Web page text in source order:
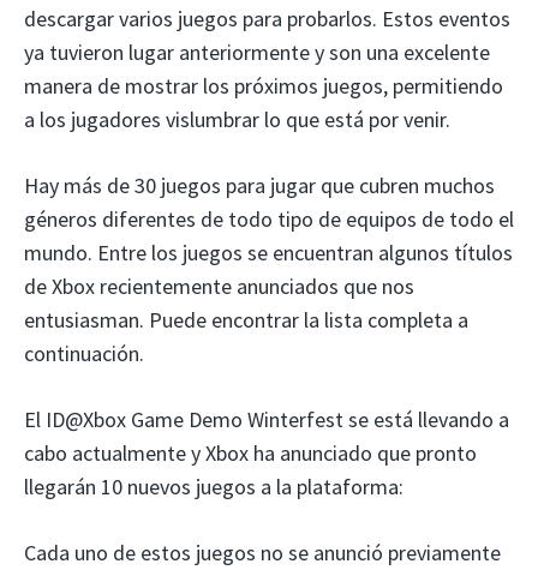
descargar varios juegos para probarlos. Estos eventos
ya tuvieron lugar anteriormente y son una excelente
manera de mostrar los próximos juegos, permitiendo
a los jugadores vislumbrar lo que está por venir.
Hay más de 30 juegos para jugar que cubren muchos
géneros diferentes de todo tipo de equipos de todo el
mundo. Entre los juegos se encuentran algunos títulos
de Xbox recientemente anunciados que nos
entusiasman. Puede encontrar la lista completa a
continuación.
El ID@Xbox Game Demo Winterfest se está llevando a
cabo actualmente y Xbox ha anunciado que pronto
llegarán 10 nuevos juegos a la plataforma:
Cada uno de estos juegos no se anunció previamente